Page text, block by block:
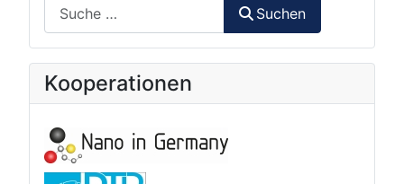
Suchen
Kooperationen